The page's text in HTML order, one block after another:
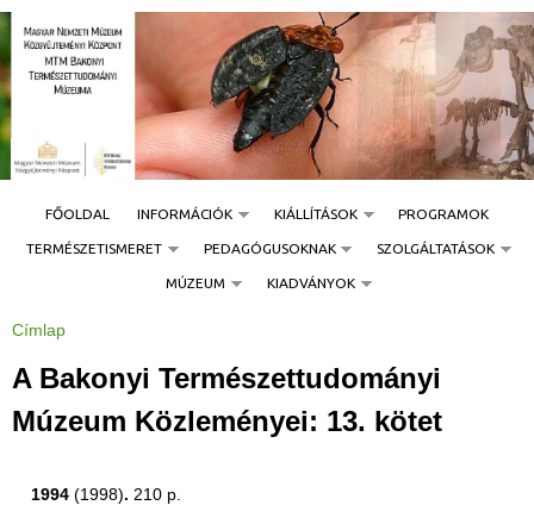
Jump to navigation
FŐOLDAL INFORMÁCIÓK KIÁLLÍTÁSOK PROGRAMOK
TERMÉSZETISMERET PEDAGÓGUSOKNAK SZOLGÁLTATÁSOK
MÚZEUM KIADVÁNYOK
J
e
l
e
Címlap
A Bakonyi Természettudományi
Múzeum Közleményei: 13. kötet
1994 (1998). 210 p.